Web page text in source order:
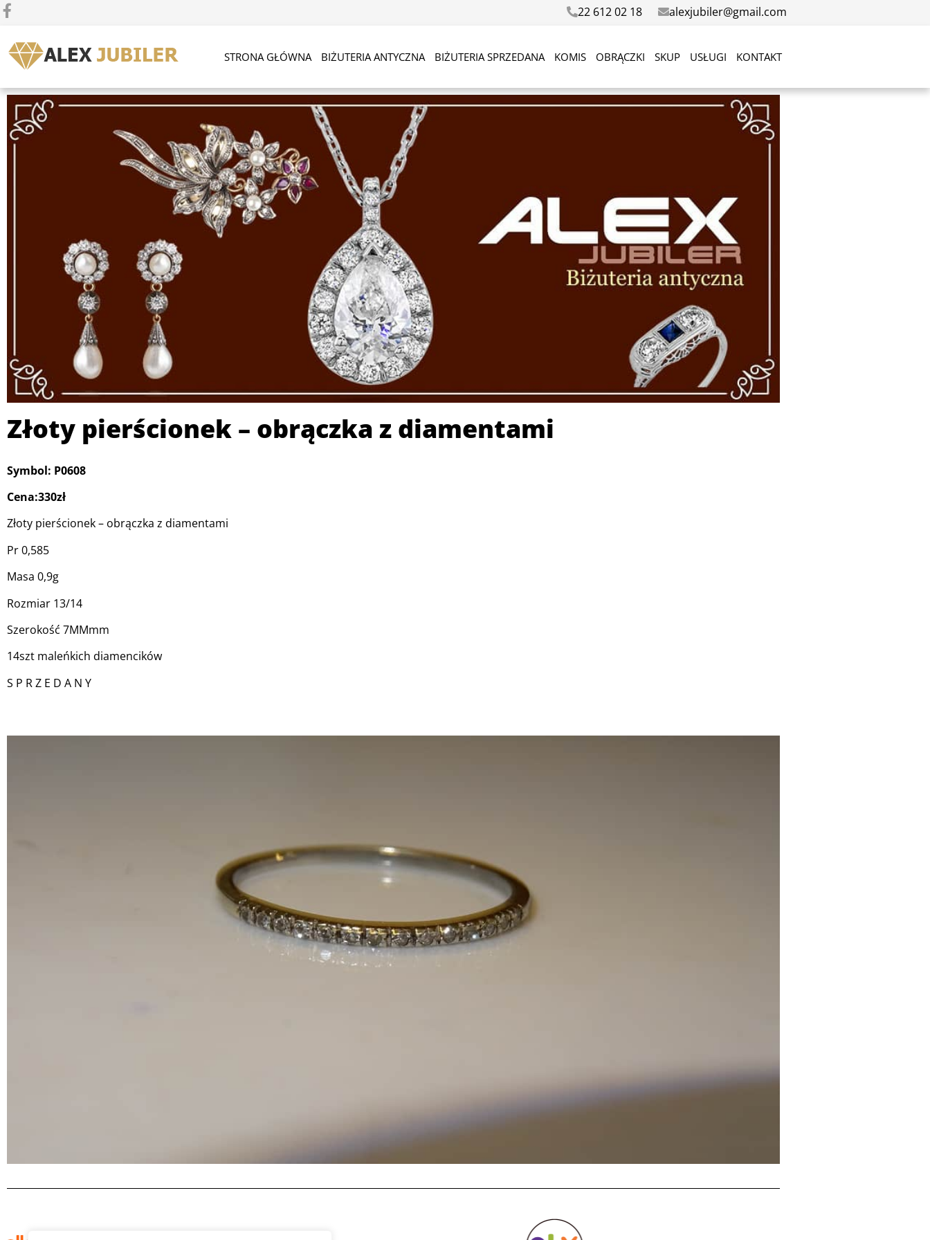
22 612 02 18 alexjubiler@gmail.com
STRONA GŁÓWNA BIŻUTERIA ANTYCZNA BIŻUTERIA SPRZEDANA KOMIS OBRĄCZKI SKUP USŁUGI KONTAKT
Złoty pierścionek – obrączka z diamentami
Symbol: P0608
Cena:330zł
Złoty pierścionek – obrączka z diamentami
Pr 0,585
Masa 0,9g
Rozmiar 13/14
Szerokość 7MMmm
14szt maleńkich diamencików
S P R Z E D A N Y